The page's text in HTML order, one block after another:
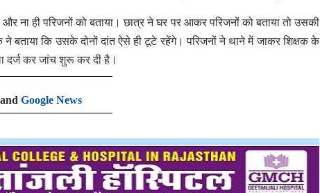
ना ही परिजनों को बताया। छात्र ने घर पर आकर परिजनों को बताया तो उसकी
बताया कि उसके दोनों दांत ऐसे ही टूटे रहेंगे। परिजनों ने थाने में जाकर शिक्षक के
दर्ज कर जांच शुरू कर दी है।
Google News